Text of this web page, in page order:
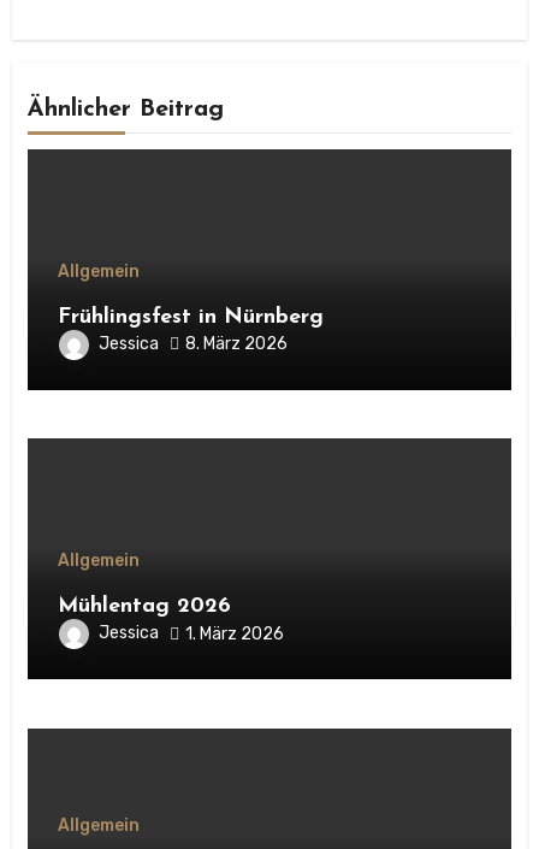
Ähnlicher Beitrag
Allgemein
Frühlingsfest in Nürnberg
Jessica 8. März 2026
Allgemein
Mühlentag 2026
Jessica 1. März 2026
Allgemein